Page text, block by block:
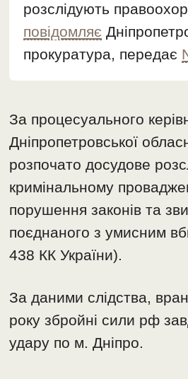
розслідують
повідомляє
прокуратура, передає
За процесуального
Дніпропетровської
розпочато досудове
кримінальному
порушення законів та
поєднаного з умисним
438 КК України).
За даними слідства,
року збройні сили рф
удару по м. Дніпро.